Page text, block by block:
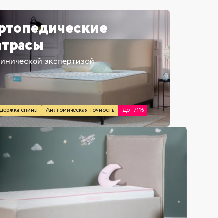
полуторные двуспальные
для белья
экспертизой
спины Анатомическая точность До -71%